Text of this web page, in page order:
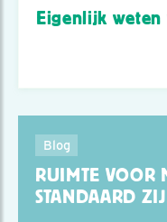
Eigenlijk weten
Blog
RUIMTE VOOR
STANDAARD